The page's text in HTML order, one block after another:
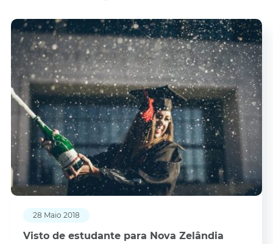
28 Maio 2018
Visto de estudante para Nova Zelândia